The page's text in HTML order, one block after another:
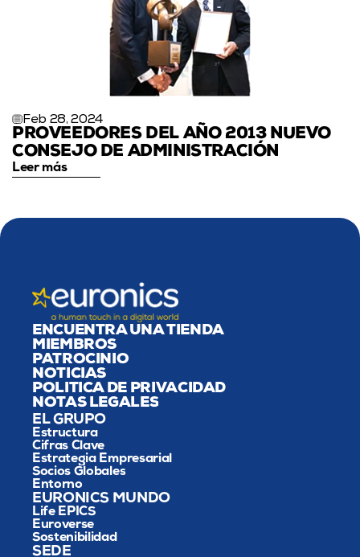
Feb 28, 2024
PROVEEDORES DEL AÑO 2013 NUEVO
CONSEJO DE ADMINISTRACIÓN
Leer más
ENCUENTRA UNA TIENDA
MIEMBROS
PATROCINIO
NOTICIAS
POLÍTICA DE PRIVACIDAD
NOTAS LEGALES
EL GRUPO
Estructura
Cifras Clave
Estrategia Empresarial
Socios Globales
Entorno
EURONICS MUNDO
Life EPICS
Euroverse
Sostenibilidad
SEDE